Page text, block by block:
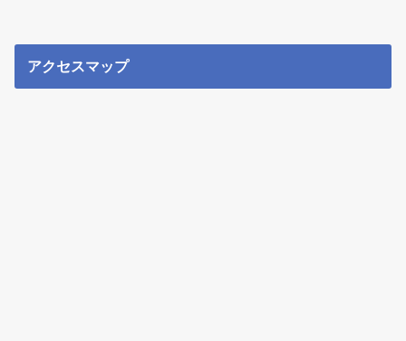
アクセスマップ